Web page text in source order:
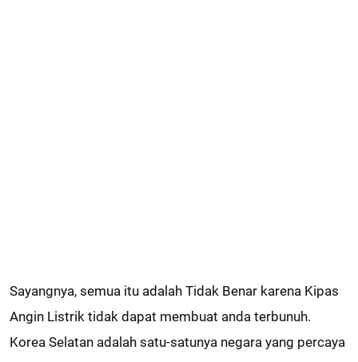
Sayangnya, semua itu adalah Tidak Benar karena Kipas
Angin Listrik tidak dapat membuat anda terbunuh.
Korea Selatan adalah satu-satunya negara yang percaya